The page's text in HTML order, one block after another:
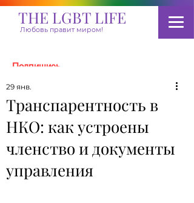
THE LGBT LIFE
Любовь правит миром!
Подпишись
Транспарентность в
НКО: как устроены
членство и документы
управления
29 янв.